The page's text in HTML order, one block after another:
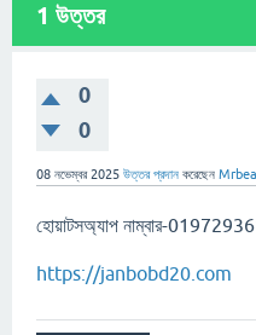
1 উত্তর
0
0
08 নভেম্বর 2025 উত্তর প্রদান করেছেন
হোয়াটসঅ্যাপ নাম্বার-
https://janbobd20.com